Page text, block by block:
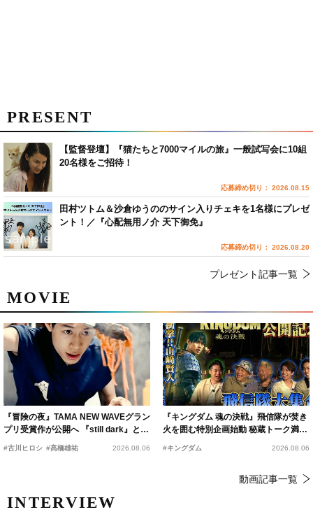
MOVIE
『冒険の夜』TAMA NEW WAVEグラン
プリ受賞作が公開へ 『still dark』と同
#古川ヒロシ #髙橋雄祐 2026.08.06
『キングダム 魂の決戦』飛信隊が焚き
火を囲む特別企画始動 秘蔵トーク満載
#キングダム 2026.08.06
動画記事一覧
INTERVIEW
PRESENT
【監督登壇】『猫たちと7000マイルの旅』一般試写会に10組
20名様をご招待！
応募締め切り： 2026.08.15
田村ツトム＆沙倉ゆうののサイン入りチェキを1名様にプレゼ
ント！／『心配無用ノ介 天下御免』
応募締め切り： 2026.08.20
プレゼント記事一覧